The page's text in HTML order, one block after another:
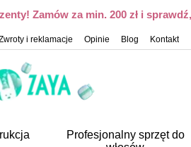
Zamów za min. 200 zł i
i reklamacje Opinie Blog Kontakt
Profesjonalny sprzęt do